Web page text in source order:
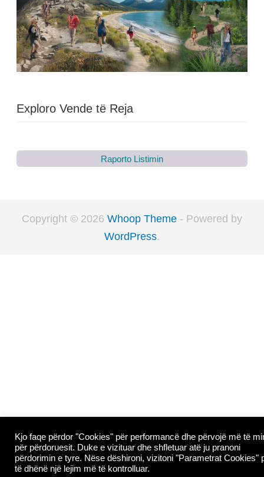
Exploro Vende të Reja
Raporto Listimin
Copyright © 2026 Whoop Theme - Powered by
WordPress.
Kjo faqe përdor "Cookies" për performancë dhe përvojë më të
për përdoruesit. Duke e vizituar dhe shfletuar atë ju pranoni
përdorimin e tyre. Nëse dëshironi, vizitoni "Parametrat Cookies"
të dhënë një lejim më të kontrolluar.